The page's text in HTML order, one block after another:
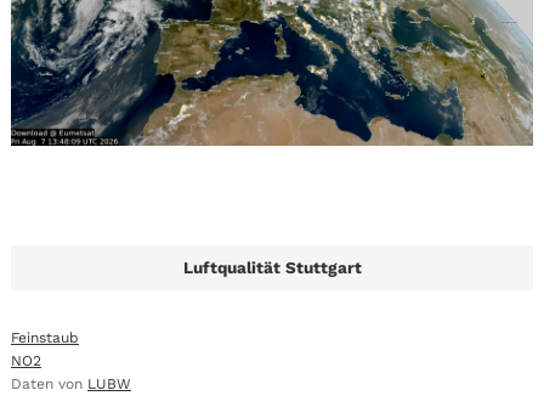
Luftqualität Stuttgart
Feinstaub
NO2
Daten von LUBW